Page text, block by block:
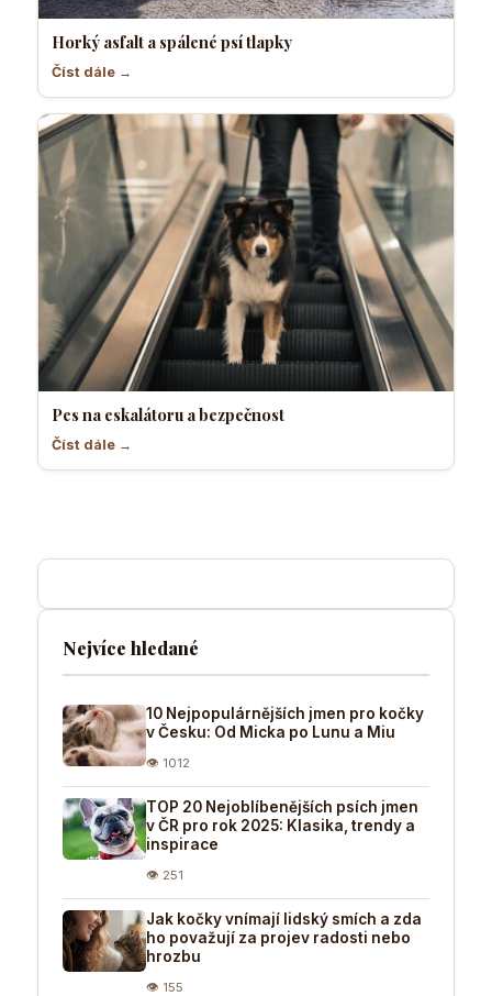
Horký asfalt a spálené psí tlapky
Číst dále →
Pes na eskalátoru a bezpečnost
Číst dále →
Nejvíce hledané
10 Nejpopulárnějších jmen pro kočky
v Česku: Od Micka po Lunu a Miu
👁 1012
TOP 20 Nejoblíbenějších psích jmen
v ČR pro rok 2025: Klasika, trendy a
inspirace
👁 251
Jak kočky vnímají lidský smích a zda
ho považují za projev radosti nebo
hrozbu
👁 155